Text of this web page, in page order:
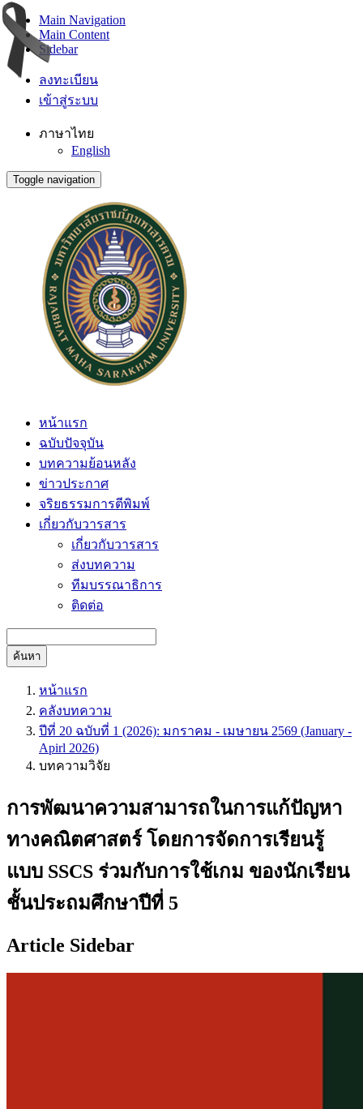
Main Navigation
Main Content
Sidebar
ลงทะเบียน
เข้าสู่ระบบ
ภาษาไทย
English
Toggle navigation
หน้าแรก
ฉบับปัจจุบัน
บทความย้อนหลัง
ข่าวประกาศ
จริยธรรมการตีพิมพ์
เกี่ยวกับวารสาร
เกี่ยวกับวารสาร
ส่งบทความ
ทีมบรรณาธิการ
ติดต่อ
ค้นหา
หน้าแรก
คลังบทความ
ปีที่ 20 ฉบับที่ 1 (2026): มกราคม - เมษายน 2569 (January -
Apirl 2026)
บทความวิจัย
การพัฒนาความสามารถในการแก้ปัญหา
ทางคณิตศาสตร์ โดยการจัดการเรียนรู้
แบบ SSCS ร่วมกับการใช้เกม ของนักเรียน
ชั้นประถมศึกษาปีที่ 5
Article Sidebar